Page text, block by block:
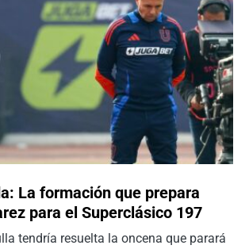
La formación que prepara
para el Superclásico 197
tendría resuelta la oncena que parará